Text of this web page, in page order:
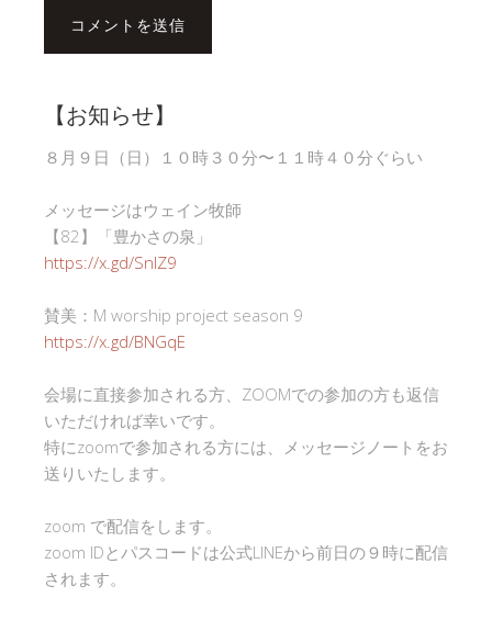
【お知らせ】
８月９日（日）１０時３０分〜１１時４０分ぐらい
メッセージはウェイン牧師
【82】「豊かさの泉」
https://x.gd/SnlZ9
賛美：M worship project season 9
https://x.gd/BNGqE
会場に直接参加される方、ZOOMでの参加の方も返信
いただければ幸いです。
特にzoomで参加される方には、メッセージノートをお
送りいたします。
zoom で配信をします。
zoom IDとパスコードは公式LINEから前日の９時に配信
されます。